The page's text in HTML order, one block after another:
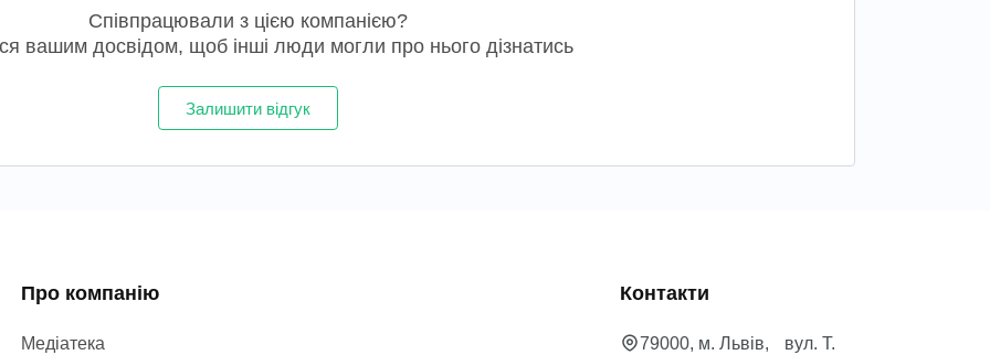
Співпрацювали з цією компанією?
вашим досвідом, щоб інші люди могли про нього дізнатись
Залишити відгук
Про компанію
Медіатека
Контакти
79000, м. Львів, вул. Т.